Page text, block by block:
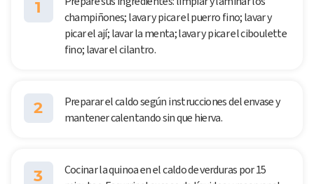
1
champiñones; lavar y picar el puerro fino; lavar y
picar el ají; lavar la menta; lavar y picar el ciboulette
fino; lavar el cilantro.
2
Preparar el caldo según instrucciones del envase y
mantener calentando sin que hierva.
3
Cocinar la quinoa en el caldo de verduras por 15